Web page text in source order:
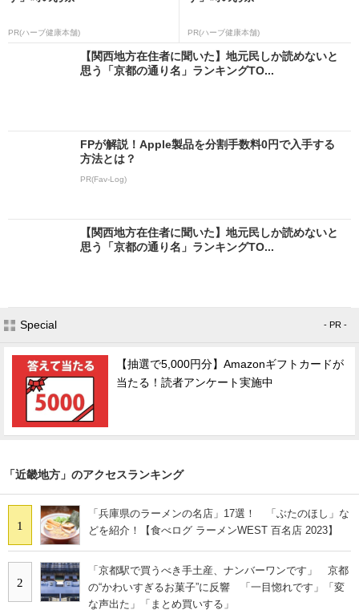
PR(ハーブ健康本舗) PR(ハーブ健康本舗)
【関西地方在住者に聞いた】地元民しか読めないと
思う「京都の通り名」ランキングTO...
FPが解説！Apple製品を分割手数料0円で入手する
方法とは？
PR(Fav-Log)
【関西地方在住者に聞いた】地元民しか読めないと
思う「京都の通り名」ランキングTO...
Special - PR -
【抽選で5,000円分】Amazonギフトカードが
当たる！読者アンケート実施中
「近畿地方」のアクセスランキング
1
「兵庫県のラーメンの名店」17選！ 「ぶたのほし」な
どを紹介！【食べログ ラーメンWEST 百名店 2023】
2
「京都駅で買うべき手土産、ナンバーワンです」 京都
の“かわいすぎるお菓子”に反響 「一目惚れです」「変
な声出た」「まとめ買いする」